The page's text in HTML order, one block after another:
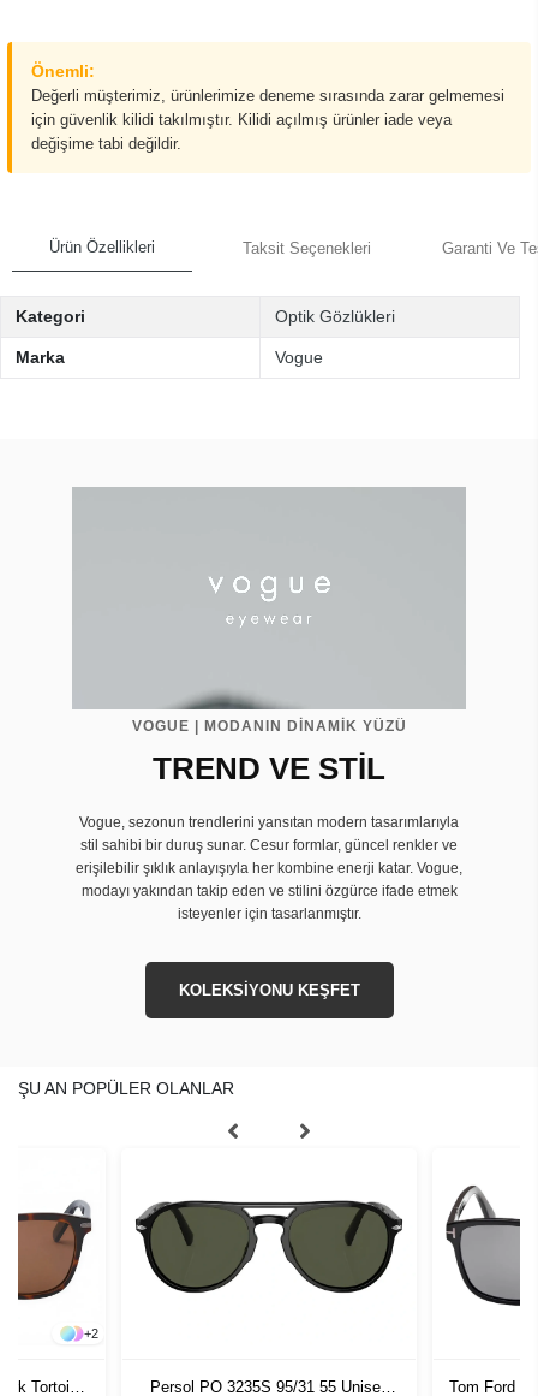
Önemli:
Değerli müşterimiz, ürünlerimize deneme sırasında zarar gelmemesi
için güvenlik kilidi takılmıştır. Kilidi açılmış ürünler iade veya
değişime tabi değildir.
Ürün Özellikleri Taksit Seçenekleri Garanti Ve
Kategori Optik Gözlükleri
Marka Vogue
VOGUE | MODANIN DİNAMİK YÜZÜ
TREND VE STİL
Vogue, sezonun trendlerini yansıtan modern tasarımlarıyla
stil sahibi bir duruş sunar. Cesur formlar, güncel renkler ve
erişilebilir şıklık anlayışıyla her kombine enerji katar. Vogue,
modayı yakından takip eden ve stilini özgürce ifade etmek
isteyenler için tasarlanmıştır.
KOLEKSİYONU KEŞFET
ŞU AN POPÜLER OLANLAR
+2
Tortoise Persol PO 3235S 95/31 55 Unisex Tom Ford